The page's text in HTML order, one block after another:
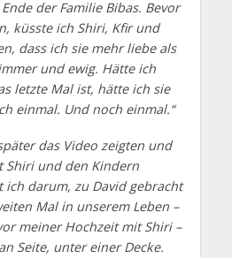
der Familie Bibas. Bevor
küsste ich Shiri, Kfir und
dass ich sie mehr liebe als
und ewig. Hätte ich
letzte Mal ist, hätte ich sie
einmal. Und noch einmal.“
das Video zeigten und
Shiri und den Kindern
ich darum, zu David gebracht
Mal in unserem Leben –
meiner Hochzeit mit Shiri –
Seite, unter einer Decke.